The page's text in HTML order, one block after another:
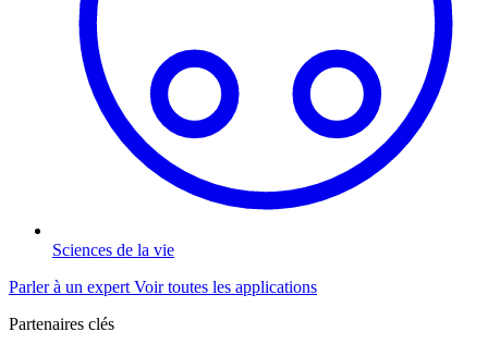
Sciences de la vie
Parler à un expert Voir toutes les applications
Partenaires clés